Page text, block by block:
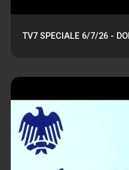
TV7 SPECIALE 6/7/26 -